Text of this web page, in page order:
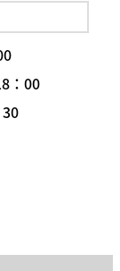
：00